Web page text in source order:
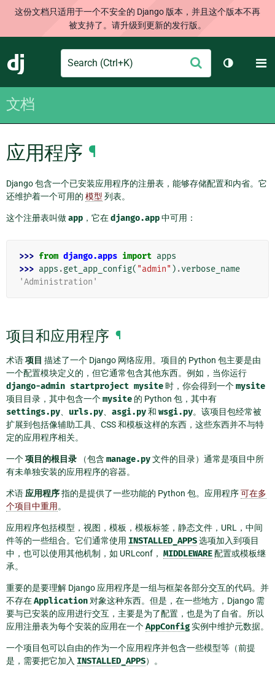
这份文档只适用于一个不安全的 Django 版本，并且这个版本不再
被支持了。请升级到更新的发行版。
Django
Search
交
切换主题
文档
应用程序 ¶
Django 包含一个已安装应用程序的注册表，能够存储配置和内省。它
还维护着一个可用的 模型 列表。
这个注册表叫做app ，它在django.app中可用：
>>> from django.apps import apps
>>> apps .get_app_config( "admin" ) .verbose_name
'Administration'
项目和应用程序 ¶
术语项目 描述了一个 Django 网络应用。项目的 Python 包主要是由
一个配置模块定义的，但它通常包含其他东西。例如，当你运行
django-admin startproject mysite 时，你会得到一个mysite
项目目录，其中包含一个mysite 的 Python 包，其中有
settings.py、 urls.py、 asgi.py和 wsgi.py。该项目包经常被
扩展到包括像辅助工具、CSS 和模板这样的东西，这些东西并不与特
定的应用程序相关。
一个项目的根目录 （包含 manage.py文件的目录）通常是项目中所
有未单独安装的应用程序的容器。
术语应用程序指的是提供了一些功能的 Python 包。应用程序可在多
个项目中重用。
应用程序包括模型，视图，模板，模板标签，静态文件，URL，中间
件等的一些组合。它们通常使用 INSTALLED_APPS选项加入到项目
中，也可以使用其他机制，如 URLconf， MIDDLEWARE配置或模板继
承。
重要的是要理解 Django 应用程序是一组与框架各部分交互的代码。并
不存在Application对象这种东西。但是，在一些地方，Django 需
要与已安装的应用进行交互，主要是为了配置，也是为了自省。所以
应用注册表为每个安装的应用在一个AppConfig实例中维护元数据。
一个项目包可以自由的作为一个应用程序并包含一些模型等（前提
是，需要把它加入 INSTALLED_APPS）。